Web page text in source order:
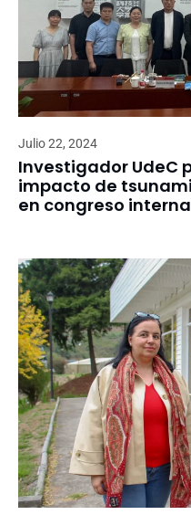
Julio 22, 2024
Investigador UdeC
impacto de
en congreso